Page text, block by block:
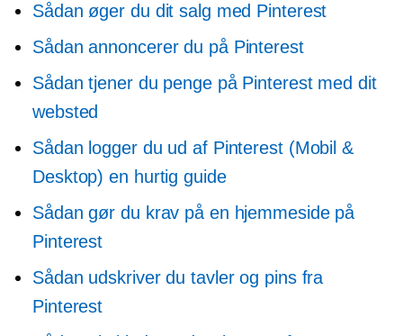
Sådan øger du dit salg med Pinterest
Sådan annoncerer du på Pinterest
Sådan tjener du penge på Pinterest med dit
websted
Sådan logger du ud af Pinterest (Mobil &
Desktop) en hurtig guide
Sådan gør du krav på en hjemmeside på
Pinterest
Sådan udskriver du tavler og pins fra
Pinterest